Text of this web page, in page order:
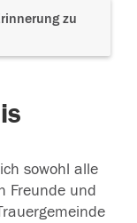
zu
sowohl alle
Freunde und